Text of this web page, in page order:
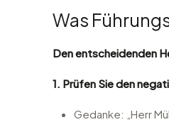
Was
Den entscheidenden
1. Prüfen Sie den
Gedanke: „Herr